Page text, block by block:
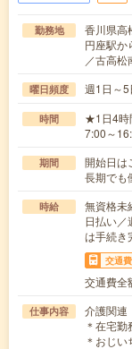
勤務地
香川県高
円座駅か
／古高
曜日頻度 週1日～
時間
★1日4時
7:00～
期間
開始日
長期でも
時給
無資格
日払い
は手続き
交通費
交通費全
仕事内容
介護関連
＊在宅
＊おじ